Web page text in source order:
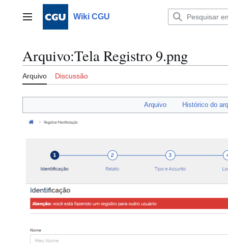
Menu principalWiki CGU
Arquivo:Tela Registro 9.png
Arquivo Discussão
Arquivo Histórico do